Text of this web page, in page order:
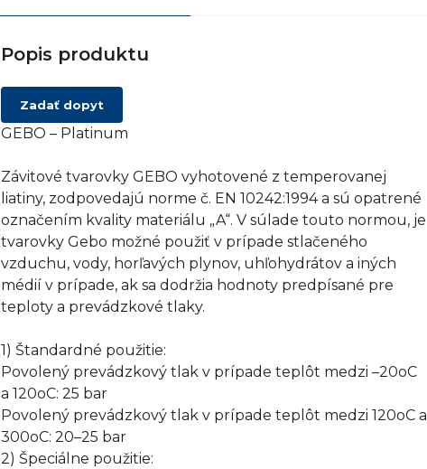
Popis produktu
Zadať dopyt
GEBO – Platinum
Závitové tvarovky GEBO vyhotovené z temperovanej
liatiny, zodpovedajú norme č. EN 10242:1994 a sú opatrené
označením kvality materiálu „A“. V súlade touto normou, je
tvarovky Gebo možné použiť v prípade stlačeného
vzduchu, vody, horľavých plynov, uhľohydrátov a iných
médií v prípade, ak sa dodržia hodnoty predpísané pre
teploty a prevádzkové tlaky.
1) Štandardné použitie:
Povolený prevádzkový tlak v prípade teplôt medzi –20oC
a 120oC: 25 bar
Povolený prevádzkový tlak v prípade teplôt medzi 120oC a
300oC: 20–25 bar
2) Špeciálne použitie: